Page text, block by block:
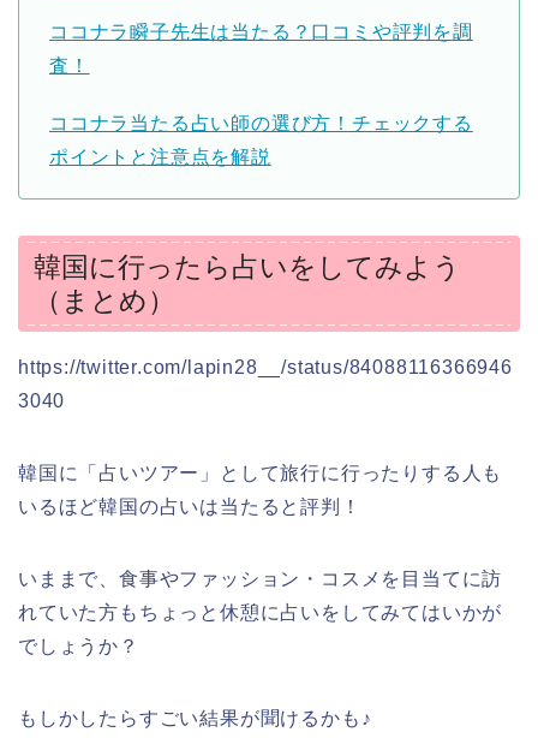
ココナラ瞬子先生は当たる？口コミや評判を調
査！
ココナラ当たる占い師の選び方！チェックする
ポイントと注意点を解説
韓国に行ったら占いをしてみよう
（まとめ）
https://twitter.com/lapin28__/status/84088116366946
3040
韓国に「占いツアー」として旅行に行ったりする人も
いるほど韓国の占いは当たると評判！
いままで、食事やファッション・コスメを目当てに訪
れていた方もちょっと休憩に占いをしてみてはいかが
でしょうか？
もしかしたらすごい結果が聞けるかも♪